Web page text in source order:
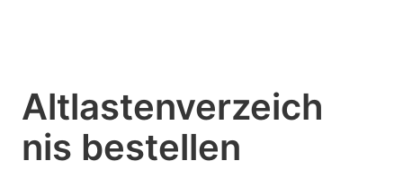
Altlastenverzeich
nis bestellen